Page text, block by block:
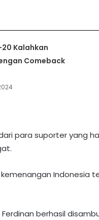
Kalahkan
Comeback
para suporter yang
Indonesia
berhasil